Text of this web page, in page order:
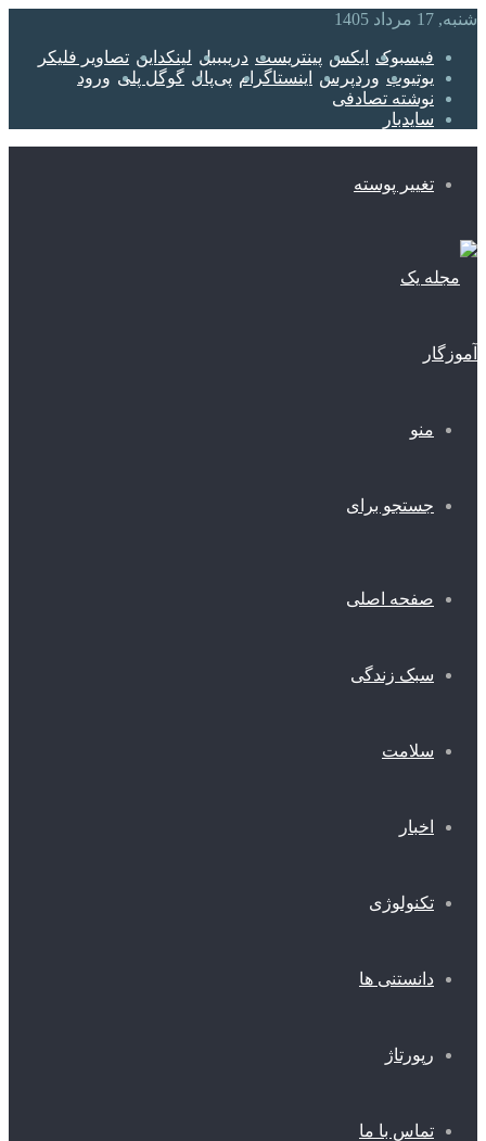
ایکس پینتریست دریبببل لینکداین
تصاویر فلیکر
وردپرس اینستاگرام پی‌پال گوگل پلی ورود
تصادفی
پوسته
برای
اصلی
زندگی
ها
با ما